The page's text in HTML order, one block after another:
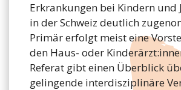
Erkrankungen bei Kindern und
in der Schweiz deutlich
Primär erfolgt meist eine
den Haus- oder
Referat gibt einen Überblick
gelingende interdisziplinäre